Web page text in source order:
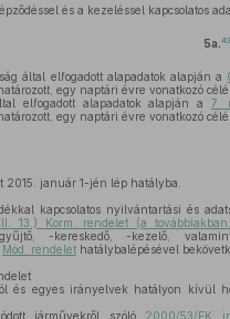
és a kezeléssel kapcsolatos
5a.43
által elfogadott alapadatok alapján a
egy naptári évre vonatkozó
elfogadott alapadatok alapján a 7.
egy naptári évre vonatkozó
2015. január 1-jén lép hatályba.
kapcsolatos nyilvántartási és
13.) Korm. rendelet (a
gyűjtő, -kereskedő, -kezelő,
Mód. rendelethatálybalépésével
és egyes irányelvek hatályon kívül
járművekről szóló 2000/53/EK